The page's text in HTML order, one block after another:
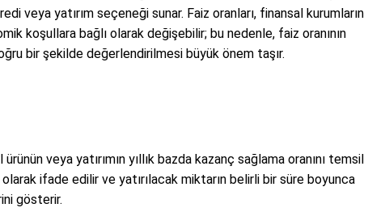
veya yatırım seçeneği sunar. Faiz oranları, finansal kurumların
koşullara bağlı olarak değişebilir; bu nedenle, faiz oranının
bir şekilde değerlendirilmesi büyük önem taşır.
ürünün veya yatırımın yıllık bazda kazanç sağlama oranını temsil
ifade edilir ve yatırılacak miktarın belirli bir süre boyunca
gösterir.